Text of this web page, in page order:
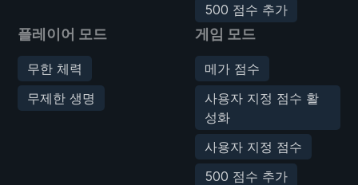
500 점수 추가
플레이어 모드
무한 체력
무제한 생명
게임 모드
메가 점수
사용자 지정 점수 활
성화
사용자 지정 점수
500 점수 추가